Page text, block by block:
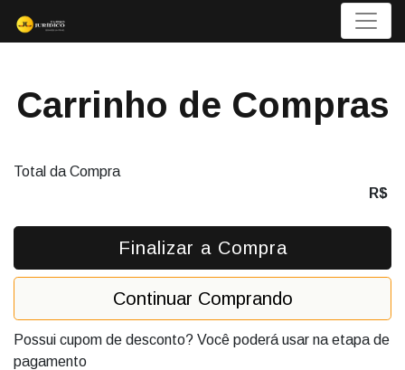
Menu
Carrinho de Compras
Total da Compra
R$
Finalizar a Compra
Continuar Comprando
Possui cupom de desconto? Você poderá usar na etapa de
pagamento